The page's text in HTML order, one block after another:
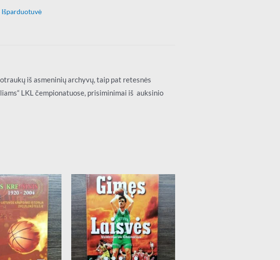
Išparduotuvė
iš asmeninių archyvų, taip pat retesnės
LKL čempionatuose, prisiminimai iš auksinio